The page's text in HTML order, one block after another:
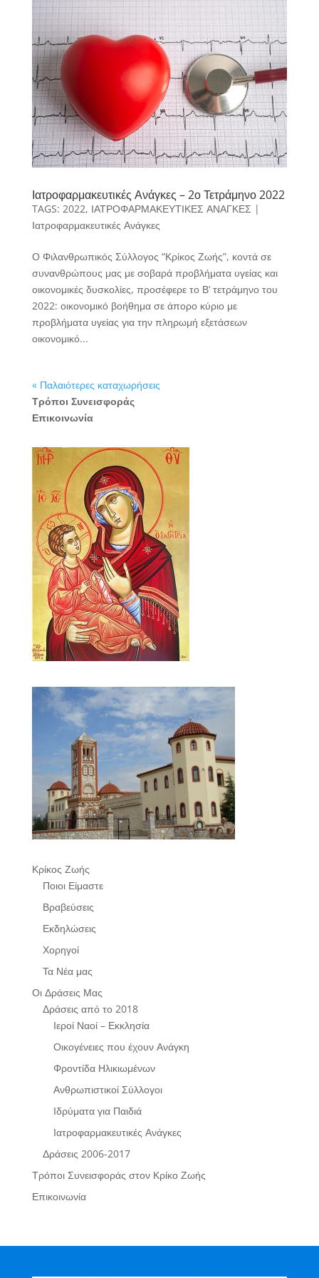
Ιατροφαρμακευτικές Ανάγκες – 2ο Τετράμηνο 2022
TAGS: 2022, ΙΑΤΡΟΦΑΡΜΑΚΕΥΤΙΚΕΣ ΑΝΑΓΚΕΣ |
Ιατροφαρμακευτικές Ανάγκες
Ο Φιλανθρωπικός Σύλλογος “Κρίκος Ζωής”, κοντά σε
συνανθρώπους μας με σοβαρά προβλήματα υγείας και
οικονομικές δυσκολίες, προσέφερε το Β’ τετράμηνο του
2022: οικονομικό βοήθημα σε άπορο κύριο με
προβλήματα υγείας για την πληρωμή εξετάσεων
οικονομικό...
« Παλαιότερες καταχωρήσεις
Τρόποι Συνεισφοράς
Επικοινωνία
Κρίκος Ζωής
Ποιοι Είμαστε
Βραβεύσεις
Εκδηλώσεις
Χορηγοί
Τα Νέα μας
Οι Δράσεις Μας
Δράσεις από το 2018
Ιεροί Ναοί – Εκκλησία
Οικογένειες που έχουν Ανάγκη
Φροντίδα Ηλικιωμένων
Ανθρωπιστικοί Σύλλογοι
Ιδρύματα για Παιδιά
Ιατροφαρμακευτικές Ανάγκες
Δράσεις 2006-2017
Τρόποι Συνεισφοράς στον Κρίκο Ζωής
Επικοινωνία